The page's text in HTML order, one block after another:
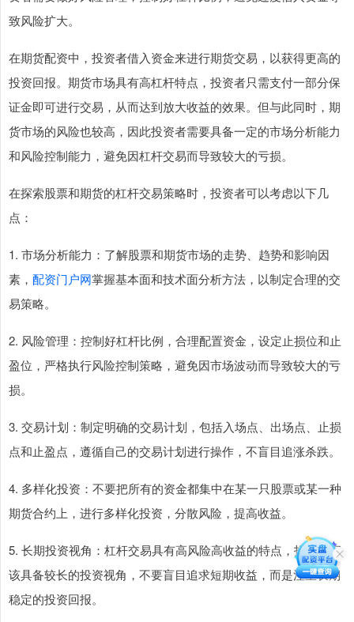
致风险扩大。
在期货配资中，投资者借入资金来进行期货交易，以获得更高的
投资回报。期货市场具有高杠杆特点，投资者只需支付一部分保
证金即可进行交易，从而达到放大收益的效果。但与此同时，期
货市场的风险也较高，因此投资者需要具备一定的市场分析能力
和风险控制能力，避免因杠杆交易而导致较大的亏损。
在探索股票和期货的杠杆交易策略时，投资者可以考虑以下几
点：
1. 市场分析能力：了解股票和期货市场的走势、趋势和影响因
素， 配资门户网掌握基本面和技术面分析方法，以制定合理的交
易策略。
2. 风险管理：控制好杠杆比例，合理配置资金，设定止损位和止
盈位，严格执行风险控制策略，避免因市场波动而导致较大的亏
损。
3. 交易计划：制定明确的交易计划，包括入场点、出场点、止损
点和止盈点，遵循自己的交易计划进行操作，不盲目追涨杀跌。
4. 多样化投资：不要把所有的资金都集中在某一只股票或某一种
期货合约上，进行多样化投资，分散风险，提高收益。
5. 长期投资视角：杠杆交易具有高风险高收益的特点，投资者应
该具备较长的投资视角，不要盲目追求短期收益，而是注重长期
稳定的投资回报。